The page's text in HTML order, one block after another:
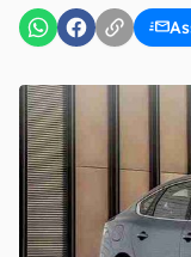
Uso e Política